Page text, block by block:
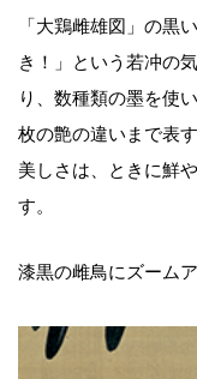
「大鶏雌雄図」の黒
き！」という若冲の
り、数種類の墨を使
枚の艶の違いまで表
美しさは、ときに鮮
す。
漆黒の雌鳥にズーム